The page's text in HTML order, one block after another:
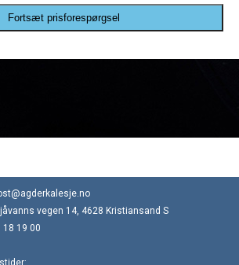
Fortsæt prisforespørgsel
vegen 14, 4628 Kristiansand S
18 19 00